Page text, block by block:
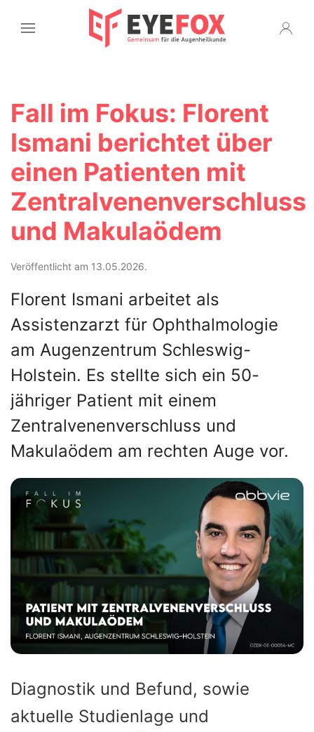
Fall im Fokus: Florent
Ismani berichtet über
einen Patienten mit
Zentralvenenverschluss
und Makulaödem
Veröffentlicht am 13.05.2026.
Florent Ismani arbeitet als
Assistenzarzt für Ophthalmologie
am Augenzentrum Schleswig-
Holstein. Es stellte sich ein 50-
jähriger Patient mit einem
Zentralvenenverschluss und
Makulaödem am rechten Auge vor.
Diagnostik und Befund, sowie
aktuelle Studienlage und